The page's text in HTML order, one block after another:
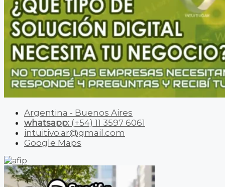
Argentina - Buenos Aires
whatsapp: (+54) 11 3597 6061
intuitivo.ar@gmail.com
Google Maps